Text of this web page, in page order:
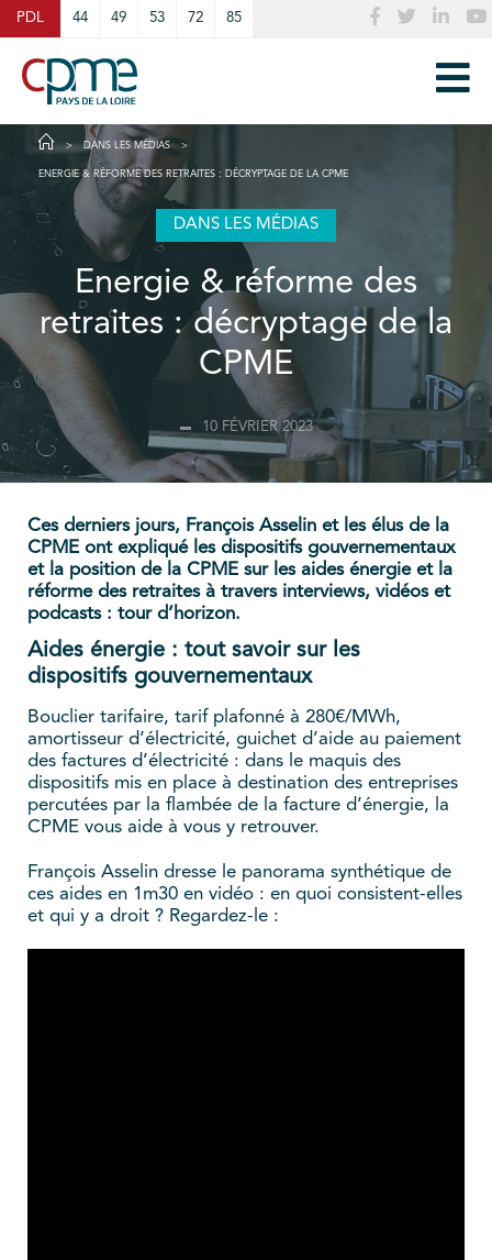
PDL 44 49 53 72 85
DANS LES MÉDIAS
ENERGIE & RÉFORME DES RETRAITES : DÉCRYPTAGE DE LA CPME
DANS LES MÉDIAS
Energie & réforme des
retraites : décryptage de la
CPME
10 FÉVRIER 2023
Ces derniers jours, François Asselin et les élus de la
CPME ont expliqué les dispositifs gouvernementaux
et la position de la CPME sur les aides énergie et la
réforme des retraites à travers interviews, vidéos et
podcasts : tour d’horizon.
Aides énergie : tout savoir sur les
dispositifs gouvernementaux
Bouclier tarifaire, tarif plafonné à 280€/MWh,
amortisseur d’électricité, guichet d’aide au paiement
des factures d’électricité : dans le maquis des
dispositifs mis en place à destination des entreprises
percutées par la flambée de la facture d’énergie, la
CPME vous aide à vous y retrouver.
François Asselin dresse le panorama synthétique de
ces aides en 1m30 en vidéo : en quoi consistent-elles
et qui y a droit ? Regardez-le :
Cookies management panel